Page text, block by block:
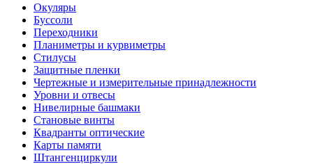
Окуляры
Буссоли
Переходники
Планиметры и курвиметры
Стилусы
Защитные пленки
Чертежные и измерительные принадлежности
Уровни и отвесы
Нивелирные башмаки
Становые винты
Квадранты оптические
Карты памяти
Штангенциркули